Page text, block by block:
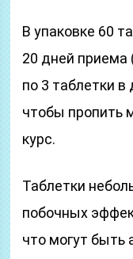
В упаковке 60
20 дней приема
по 3 таблетки в
чтобы пропить
курс.
Таблетки
побочных
что могут быть